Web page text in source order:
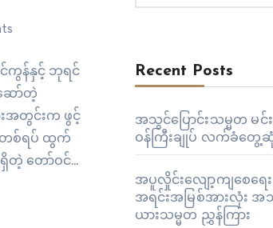
င်ကွန်နှင့် ဘုရင်
ော်တဲ့
အတွင်းက ဖွင့်
စ်ရပ် ထွက်
ရှိတဲ့ တော်ဝင်
Recent Posts
အသွင်ပြောင်းသမ္မတ မ
ဝန်ကြီးချုပ် လက်ခံတွေ့
အပူလှိုင်းလျော့ကျစေရေ
အရင်းအမြစ်အားလုံး အ
ယားသမ္မတ ညွှန်ကြား